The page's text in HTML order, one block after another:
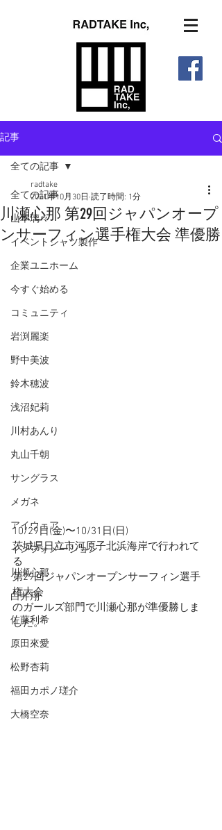
記事
全ての記事
山本璃々
イベントシャツ製作
企業ユニホーム
今すぐ始める
コミュニティ
岩渕麗楽
野中美波
鈴木穂波
浅沼妃莉
川村あんり
丸山千朝
サングラス
メガネ
アイウェア
インフォメーション
川瀬心那
白井翔
佐藤利希
原田來愛
松野杏莉
福田カポノ瑳介
大橋空奈
全ての記事
川瀬心那 第29回ジャパンオープ
ンサーフィン選手権大会 準優勝
radtake
2021年10月30日 読了時間: 1分
10/29日(金)〜10/31日(日)
茨城県日立市河原子北浜海岸で行われて
る
第29回ジャパンオープンサーフィン選手
権大会
のガールズ部門で川瀬心那が準優勝しま
した。